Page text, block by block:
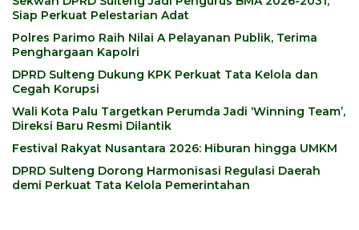
Siap Perkuat Pelestarian Adat
Polres Parimo Raih Nilai A Pelayanan Publik, Terima
Penghargaan Kapolri
DPRD Sulteng Dukung KPK Perkuat Tata Kelola dan
Cegah Korupsi
Wali Kota Palu Targetkan Perumda Jadi ‘Winning Team’,
Direksi Baru Resmi Dilantik
Festival Rakyat Nusantara 2026: Hiburan hingga UMKM
DPRD Sulteng Dorong Harmonisasi Regulasi Daerah
demi Perkuat Tata Kelola Pemerintahan